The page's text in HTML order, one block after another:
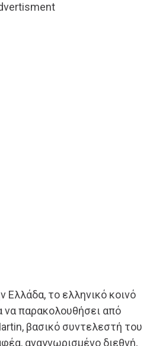
Ελλάδα, το ελληνικό κοινό
να παρακολουθήσει από
βασικό συντελεστή του
αναγνωρισμένο διεθνή,